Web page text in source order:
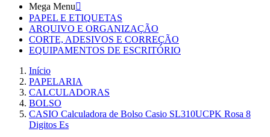
Mega Menu
PAPEL E ETIQUETAS
ARQUIVO E ORGANIZAÇÃO
CORTE, ADESIVOS E CORREÇÃO
EQUIPAMENTOS DE ESCRITÓRIO
Início
PAPELARIA
CALCULADORAS
BOLSO
CASIO Calculadora de Bolso Casio SL310UCPK Rosa 8
Digitos Es